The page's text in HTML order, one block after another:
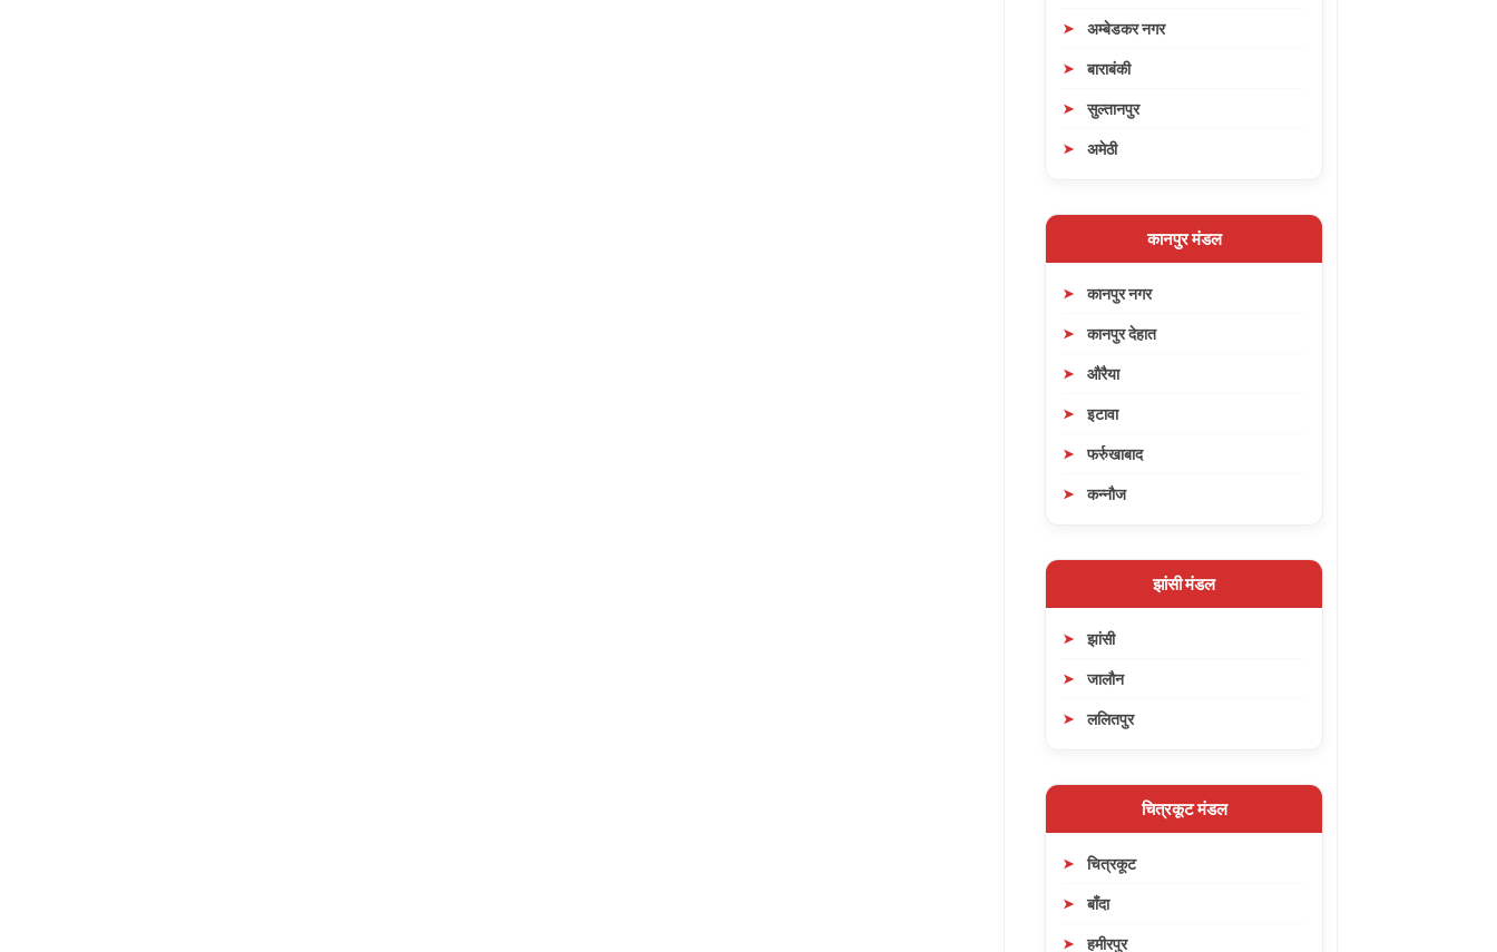
अम्बेडकर नगर
बाराबंकी
सुल्तानपुर
अमेठी
कानपुर मंडल
कानपुर नगर
कानपुर देहात
औरैया
इटावा
फर्रुखाबाद
कन्नौज
झांसी मंडल
झांसी
जालौन
ललितपुर
चित्रकूट मंडल
चित्रकूट
बाँदा
हमीरपुर